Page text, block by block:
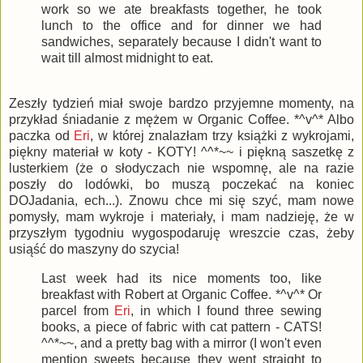
work so we ate breakfasts together, he took
lunch to the office and for dinner we had
sandwiches, separately because I didn't want to
wait till almost midnight to eat.
Zeszły tydzień miał swoje bardzo przyjemne momenty, na
przykład śniadanie z mężem w Organic Coffee. *^v^* Albo
paczka od Eri, w której znalazłam trzy książki z wykrojami,
piękny materiał w koty - KOTY! ^^*~~ i piękną saszetkę z
lusterkiem (że o słodyczach nie wspomnę, ale na razie
poszły do lodówki, bo muszą poczekać na koniec
DOJadania, ech...). Znowu chce mi się szyć, mam nowe
pomysły, mam wykroje i materiały, i mam nadzieję, że w
przyszłym tygodniu wygospodaruję wreszcie czas, żeby
usiąść do maszyny do szycia!
Last week had its nice moments too, like
breakfast with Robert at Organic Coffee. *^v^* Or
parcel from Eri, in which I found three sewing
books, a piece of fabric with cat pattern - CATS!
^^*~~, and a pretty bag with a mirror (I won't even
mention sweets because they went straight to